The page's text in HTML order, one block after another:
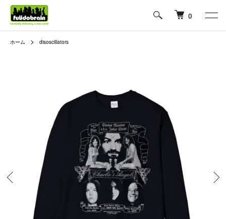
0
ホーム disoscillators